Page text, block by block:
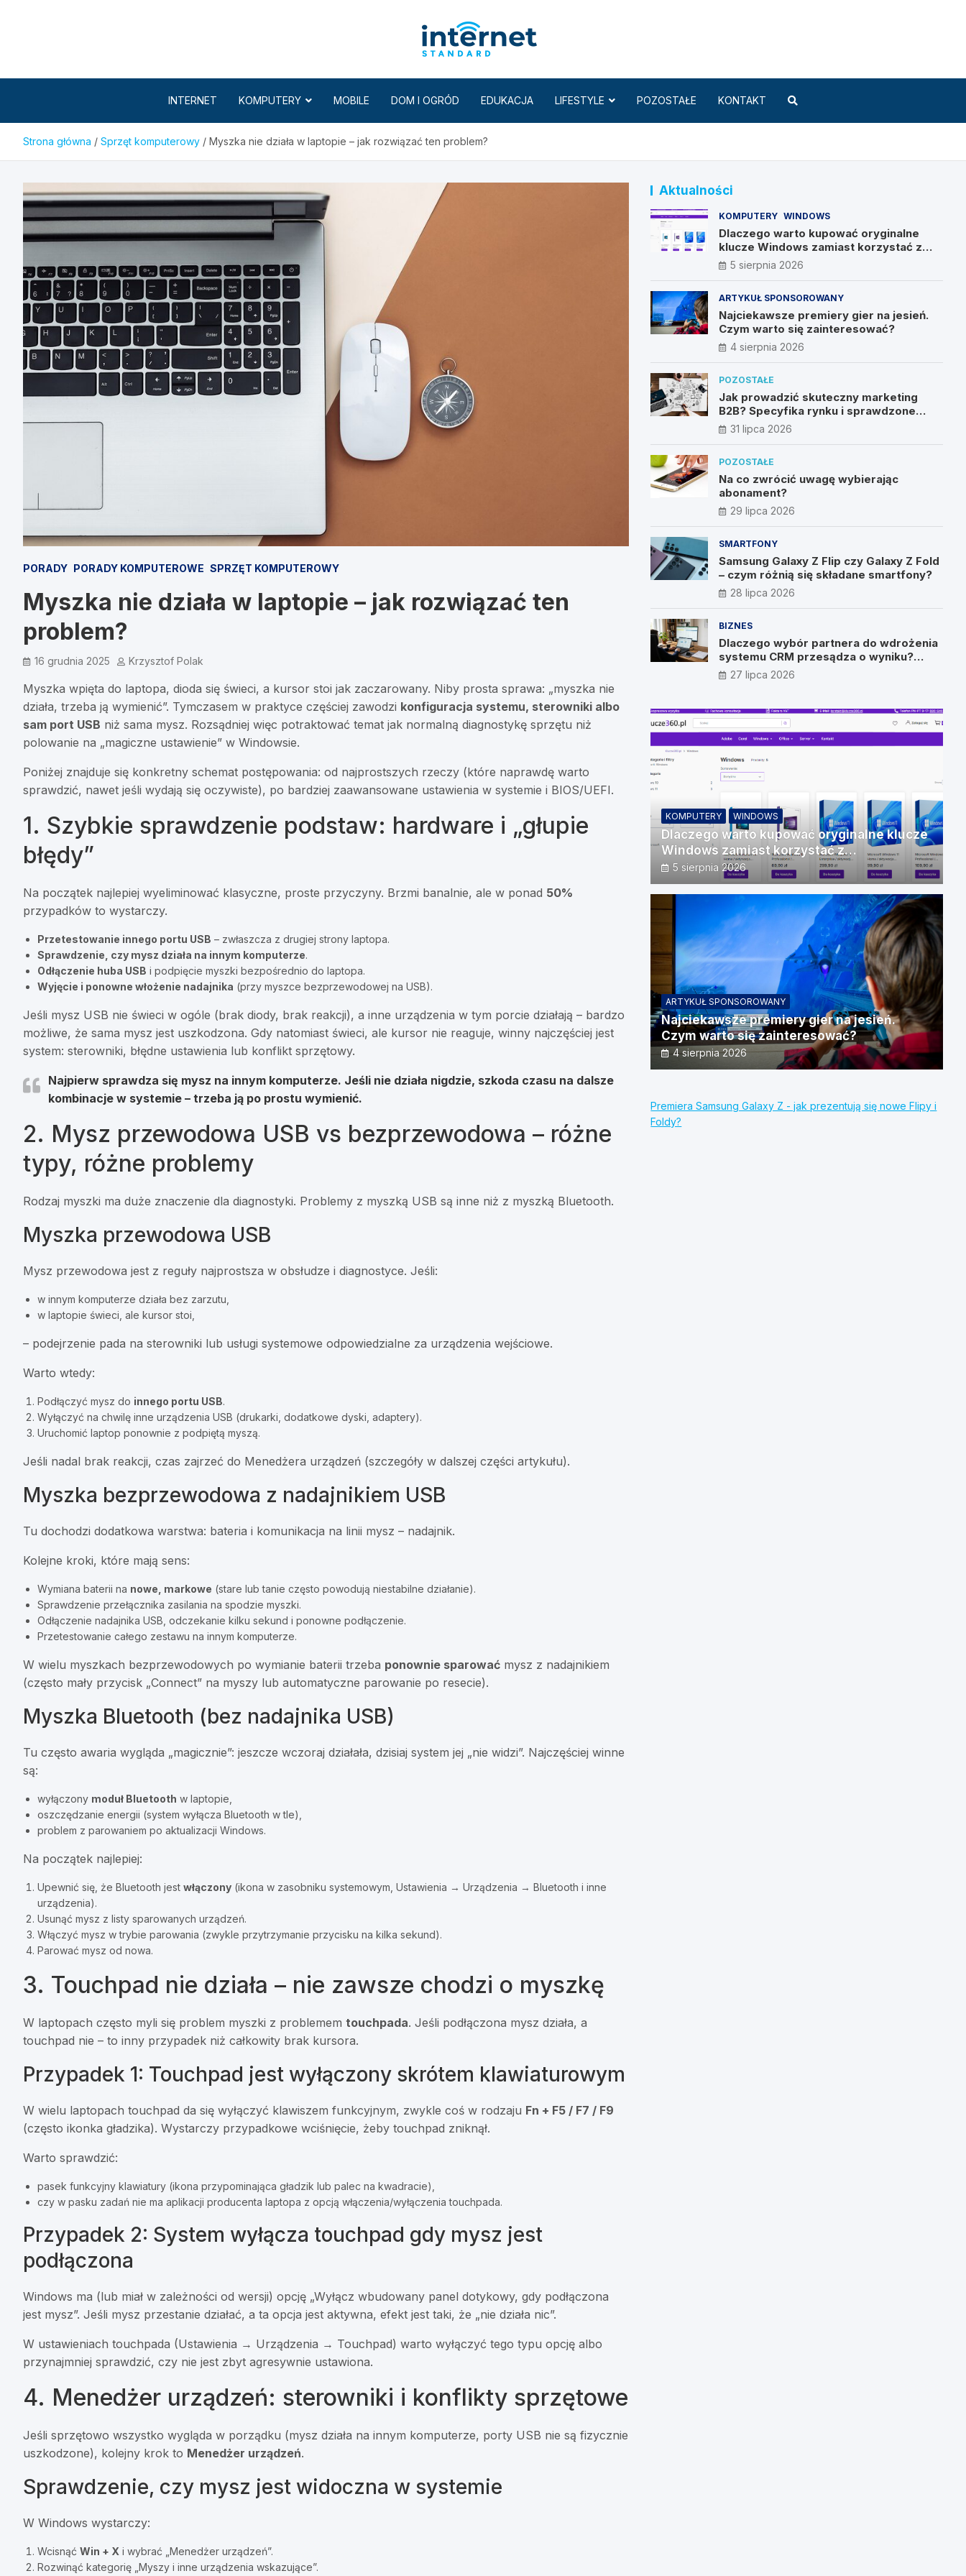
INTERNET KOMPUTERY MOBILE DOM I OGRÓD EDUKACJA LIFESTYLE POZOSTAŁE KONTAKT
Strona główna Sprzęt komputerowy Myszka nie działa w laptopie – jak rozwiązać ten problem?
PORADY PORADY KOMPUTEROWE SPRZĘT KOMPUTEROWY
Myszka nie działa w laptopie – jak rozwiązać ten
problem?
16 grudnia 2025 Krzysztof Polak
Myszka wpięta do laptopa, dioda się świeci, a kursor stoi jak zaczarowany. Niby prosta sprawa: „myszka nie
działa, trzeba ją wymienić”. Tymczasem w praktyce częściej zawodzi konfiguracja systemu, sterowniki albo
sam port USB niż sama mysz. Rozsądniej więc potraktować temat jak normalną diagnostykę sprzętu niż
polowanie na „magiczne ustawienie” w Windowsie.
Poniżej znajduje się konkretny schemat postępowania: od najprostszych rzeczy (które naprawdę warto
sprawdzić, nawet jeśli wydają się oczywiste), po bardziej zaawansowane ustawienia w systemie i BIOS/UEFI.
1. Szybkie sprawdzenie podstaw: hardware i „głupie
błędy”
Na początek najlepiej wyeliminować klasyczne, proste przyczyny. Brzmi banalnie, ale w ponad 50%
przypadków to wystarczy.
Przetestowanie innego portu USB – zwłaszcza z drugiej strony laptopa.
Sprawdzenie, czy mysz działa na innym komputerze.
Odłączenie huba USB i podpięcie myszki bezpośrednio do laptopa.
Wyjęcie i ponowne włożenie nadajnika (przy myszce bezprzewodowej na USB).
Jeśli mysz USB nie świeci w ogóle (brak diody, brak reakcji), a inne urządzenia w tym porcie działają – bardzo
możliwe, że sama mysz jest uszkodzona. Gdy natomiast świeci, ale kursor nie reaguje, winny najczęściej jest
system: sterowniki, błędne ustawienia lub konflikt sprzętowy.
Najpierw sprawdza się mysz na innym komputerze. Jeśli nie działa nigdzie, szkoda czasu na dalsze
kombinacje w systemie – trzeba ją po prostu wymienić.
2. Mysz przewodowa USB vs bezprzewodowa – różne
typy, różne problemy
Rodzaj myszki ma duże znaczenie dla diagnostyki. Problemy z myszką USB są inne niż z myszką Bluetooth.
Myszka przewodowa USB
Mysz przewodowa jest z reguły najprostsza w obsłudze i diagnostyce. Jeśli:
w innym komputerze działa bez zarzutu,
w laptopie świeci, ale kursor stoi,
– podejrzenie pada na sterowniki lub usługi systemowe odpowiedzialne za urządzenia wejściowe.
Warto wtedy:
Podłączyć mysz do innego portu USB.
Wyłączyć na chwilę inne urządzenia USB (drukarki, dodatkowe dyski, adaptery).
Uruchomić laptop ponownie z podpiętą myszą.
Jeśli nadal brak reakcji, czas zajrzeć do Menedżera urządzeń (szczegóły w dalszej części artykułu).
Myszka bezprzewodowa z nadajnikiem USB
Tu dochodzi dodatkowa warstwa: bateria i komunikacja na linii mysz – nadajnik.
Kolejne kroki, które mają sens:
Wymiana baterii na nowe, markowe (stare lub tanie często powodują niestabilne działanie).
Sprawdzenie przełącznika zasilania na spodzie myszki.
Odłączenie nadajnika USB, odczekanie kilku sekund i ponowne podłączenie.
Przetestowanie całego zestawu na innym komputerze.
W wielu myszkach bezprzewodowych po wymianie baterii trzeba ponownie sparować mysz z nadajnikiem
(często mały przycisk „Connect” na myszy lub automatyczne parowanie po resecie).
Myszka Bluetooth (bez nadajnika USB)
Tu często awaria wygląda „magicznie”: jeszcze wczoraj działała, dzisiaj system jej „nie widzi”. Najczęściej winne
są:
wyłączony moduł Bluetooth w laptopie,
oszczędzanie energii (system wyłącza Bluetooth w tle),
problem z parowaniem po aktualizacji Windows.
Na początek najlepiej:
Upewnić się, że Bluetooth jest włączony (ikona w zasobniku systemowym, Ustawienia → Urządzenia → Bluetooth i inne
urządzenia).
Usunąć mysz z listy sparowanych urządzeń.
Włączyć mysz w trybie parowania (zwykle przytrzymanie przycisku na kilka sekund).
Parować mysz od nowa.
3. Touchpad nie działa – nie zawsze chodzi o myszkę
W laptopach często myli się problem myszki z problemem touchpada. Jeśli podłączona mysz działa, a
touchpad nie – to inny przypadek niż całkowity brak kursora.
Przypadek 1: Touchpad jest wyłączony skrótem klawiaturowym
W wielu laptopach touchpad da się wyłączyć klawiszem funkcyjnym, zwykle coś w rodzaju Fn + F5 / F7 / F9
(często ikonka gładzika). Wystarczy przypadkowe wciśnięcie, żeby touchpad zniknął.
Warto sprawdzić:
pasek funkcyjny klawiatury (ikona przypominająca gładzik lub palec na kwadracie),
czy w pasku zadań nie ma aplikacji producenta laptopa z opcją włączenia/wyłączenia touchpada.
Przypadek 2: System wyłącza touchpad gdy mysz jest
podłączona
Windows ma (lub miał w zależności od wersji) opcję „Wyłącz wbudowany panel dotykowy, gdy podłączona
jest mysz”. Jeśli mysz przestanie działać, a ta opcja jest aktywna, efekt jest taki, że „nie działa nic”.
W ustawieniach touchpada (Ustawienia → Urządzenia → Touchpad) warto wyłączyć tego typu opcję albo
przynajmniej sprawdzić, czy nie jest zbyt agresywnie ustawiona.
4. Menedżer urządzeń: sterowniki i konflikty sprzętowe
Jeśli sprzętowo wszystko wygląda w porządku (mysz działa na innym komputerze, porty USB nie są fizycznie
uszkodzone), kolejny krok to Menedżer urządzeń.
Sprawdzenie, czy mysz jest widoczna w systemie
W Windows wystarczy:
Wcisnąć Win + X i wybrać „Menedżer urządzeń”.
Rozwinąć kategorię „Myszy i inne urządzenia wskazujące”.
Aktualności
KOMPUTERY WINDOWS
Dlaczego warto kupować oryginalne
klucze Windows zamiast korzystać z
nieautoryzowanych źródeł?
5 sierpnia 2026
ARTYKUŁ SPONSOROWANY
Najciekawsze premiery gier na jesień.
Czym warto się zainteresować?
4 sierpnia 2026
POZOSTAŁE
Jak prowadzić skuteczny marketing
B2B? Specyfika rynku i sprawdzone
metody
31 lipca 2026
POZOSTAŁE
Na co zwrócić uwagę wybierając
abonament?
29 lipca 2026
SMARTFONY
Samsung Galaxy Z Flip czy Galaxy Z Fold
– czym różnią się składane smartfony?
28 lipca 2026
BIZNES
Dlaczego wybór partnera do wdrożenia
systemu CRM przesądza o wyniku?
Wywiad z Pawłem Prymakowskim, CEO
IT Vision
27 lipca 2026
KOMPUTERY WINDOWS
Dlaczego warto kupować oryginalne klucze
Windows zamiast korzystać z
nieautoryzowanych źródeł?
5 sierpnia 2026
ARTYKUŁ SPONSOROWANY
Najciekawsze premiery gier na jesień.
Czym warto się zainteresować?
4 sierpnia 2026
Premiera Samsung Galaxy Z - jak prezentują się nowe Flipy i
Foldy?